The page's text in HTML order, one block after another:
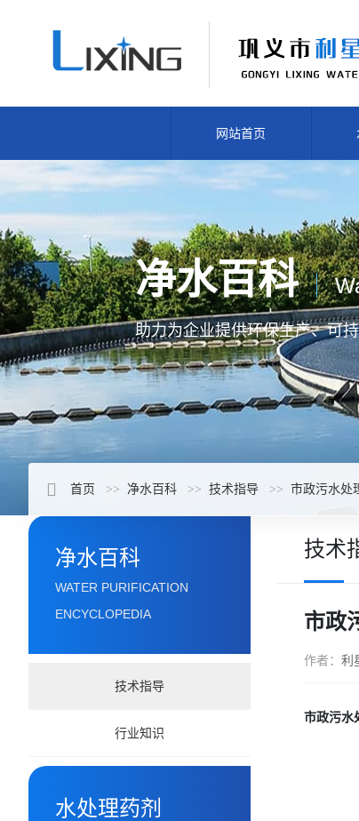
网站首页
净水百科
助力为企业提供环保生产、可
首页 净水百科 技术指导 市政污水处
净水百科
WATER PURIFICATION
ENCYCLOPEDIA
技术指导
行业知识
水处理药剂
技术
市政
作者： 利
市政污水